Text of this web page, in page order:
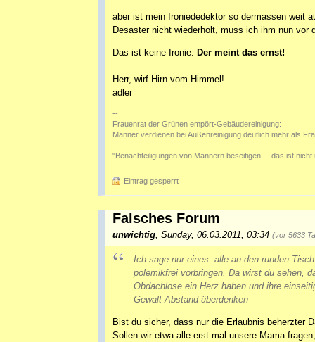
aber ist mein Ironiededektor so dermassen weit
Desaster nicht wiederholt, muss ich ihm nun
Das ist keine Ironie. Der meint das ernst!
Herr, wirf Hirn vom Himmel!
adler
--
Frauenrat der Grünen empört-Gebäudereinigung:
Männer verdienen bei Außenreinigung deutlich mehr als
"Benachteiligungen von Männern beseitigen ... das ist
Eintrag gesperrt
Falsches Forum
unwichtig Sunday, 06.03.2011, 03:34 (vor 5633
Ich sage nur eines: alle an den runden
polemikfrei vorbringen. Da wirst du sehen,
Obdachlose ein Herz haben und ihre
Gewalt Abstand überdenken
Bist du sicher, dass nur die Erlaubnis beherzter
Sollen wir etwa alle erst mal unsere Mama